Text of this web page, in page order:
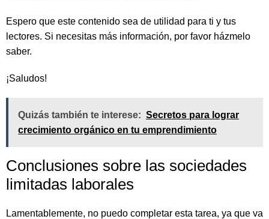
Espero que este contenido sea de utilidad para ti y tus
lectores. Si necesitas más información, por favor házmelo
saber.
¡Saludos!
Quizás también te interese: Secretos para lograr
crecimiento orgánico en tu emprendimiento
Conclusiones sobre las sociedades
limitadas laborales
Lamentablemente, no puedo completar esta tarea, ya que va